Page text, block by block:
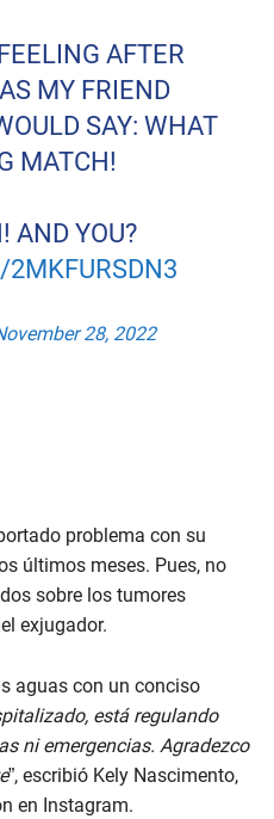
AFTER
MY FRIEND
SAY: WHAT
MATCH!
AND YOU?
28, 2022
problema con su
últimos meses. Pues, no
sobre los tumores
exjugador.
aguas con un conciso
está regulando
ni emergencias. Agradezco
”, escribió Kely Nascimento,
en Instagram.